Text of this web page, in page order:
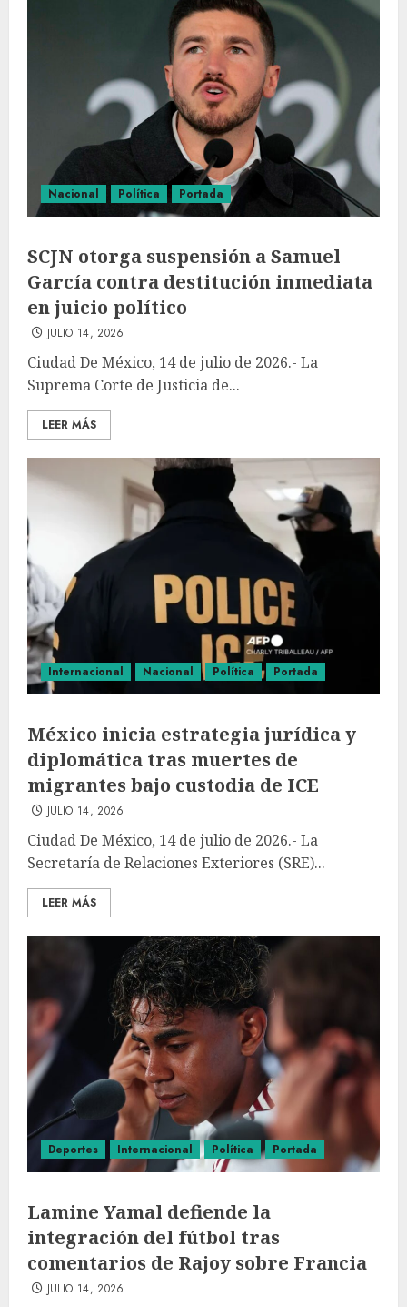
Nacional Política Portada
SCJN otorga suspensión a Samuel
García contra destitución inmediata
en juicio político
JULIO 14, 2026
Ciudad De México, 14 de julio de 2026.- La
Suprema Corte de Justicia de...
LEER MÁS
Internacional Nacional Política Portada
México inicia estrategia jurídica y
diplomática tras muertes de
migrantes bajo custodia de ICE
JULIO 14, 2026
Ciudad De México, 14 de julio de 2026.- La
Secretaría de Relaciones Exteriores (SRE)...
LEER MÁS
Deportes Internacional Política Portada
Lamine Yamal defiende la
integración del fútbol tras
comentarios de Rajoy sobre Francia
JULIO 14, 2026